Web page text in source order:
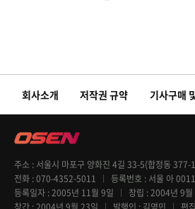
회사소개 저작권 규약 기사구매
주소
서울시 마포구 양화진 4길 33-5(합정동 377-
전화 070-4352-5011 등록번호
서울 아
등록일자 2005년 11월 9일 창립 2004년 9월